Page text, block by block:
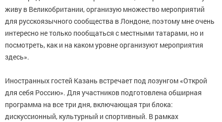
живу в Великобритании, организую множество мероприятий
для русскоязычного сообщества в Лондоне, поэтому мне очень
интересно не только пообщаться с местными татарами, но и
посмотреть, как и на каком уровне организуют мероприятия
здесь».
Иностранных гостей Казань встречает под лозунгом «Открой
для себя Россию». Для участников подготовлена обширная
программа на все три дня, включающая три блока:
дискуссионный, культурный и спортивный. В рамках